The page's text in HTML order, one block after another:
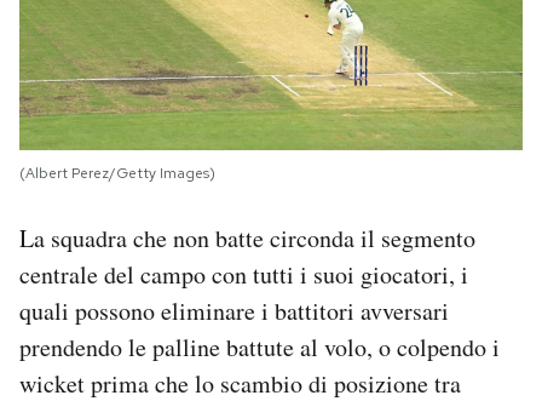
(Albert Perez/Getty Images)
La squadra che non batte circonda il segmento
centrale del campo con tutti i suoi giocatori, i
quali possono eliminare i battitori avversari
prendendo le palline battute al volo, o colpendo i
wicket prima che lo scambio di posizione tra